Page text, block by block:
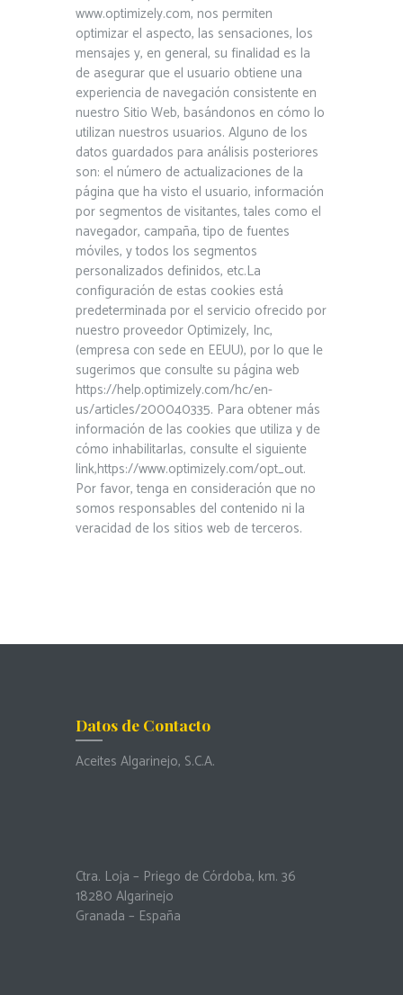
www.optimizely.com, nos permiten
optimizar el aspecto, las sensaciones, los
mensajes y, en general, su finalidad es la
de asegurar que el usuario obtiene una
experiencia de navegación consistente en
nuestro Sitio Web, basándonos en cómo lo
utilizan nuestros usuarios. Alguno de los
datos guardados para análisis posteriores
son: el número de actualizaciones de la
página que ha visto el usuario, información
por segmentos de visitantes, tales como el
navegador, campaña, tipo de fuentes
móviles, y todos los segmentos
personalizados definidos, etc.La
configuración de estas cookies está
predeterminada por el servicio ofrecido por
nuestro proveedor Optimizely, Inc,
(empresa con sede en EEUU), por lo que le
sugerimos que consulte su página web
https://help.optimizely.com/hc/en-
us/articles/200040335. Para obtener más
información de las cookies que utiliza y de
cómo inhabilitarlas, consulte el siguiente
link,https://www.optimizely.com/opt_out.
Por favor, tenga en consideración que no
somos responsables del contenido ni la
veracidad de los sitios web de terceros.
Datos de Contacto
Aceites Algarinejo, S.C.A.
Ctra. Loja – Priego de Córdoba, km. 36
18280 Algarinejo
Granada – España